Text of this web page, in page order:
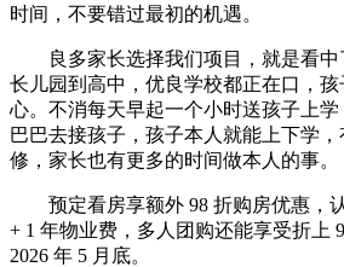
时间，不要错过最初的机遇。
良多家长选择我们项目，就是看中
长儿园到高中，优良学校都正在口，
心。不消每天早起一个小时送孩子上
巴巴去接孩子，孩子本人就能上下学
修，家长也有更多的时间做本人的事。
预定看房享额外 98 折购房优惠，
+ 1 年物业费，多人团购还能享受折上
2026 年 5 月底。